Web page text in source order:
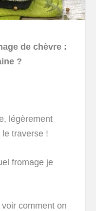
de chèvre :
?
légèrement
traverse !
fromage je
voir comment on